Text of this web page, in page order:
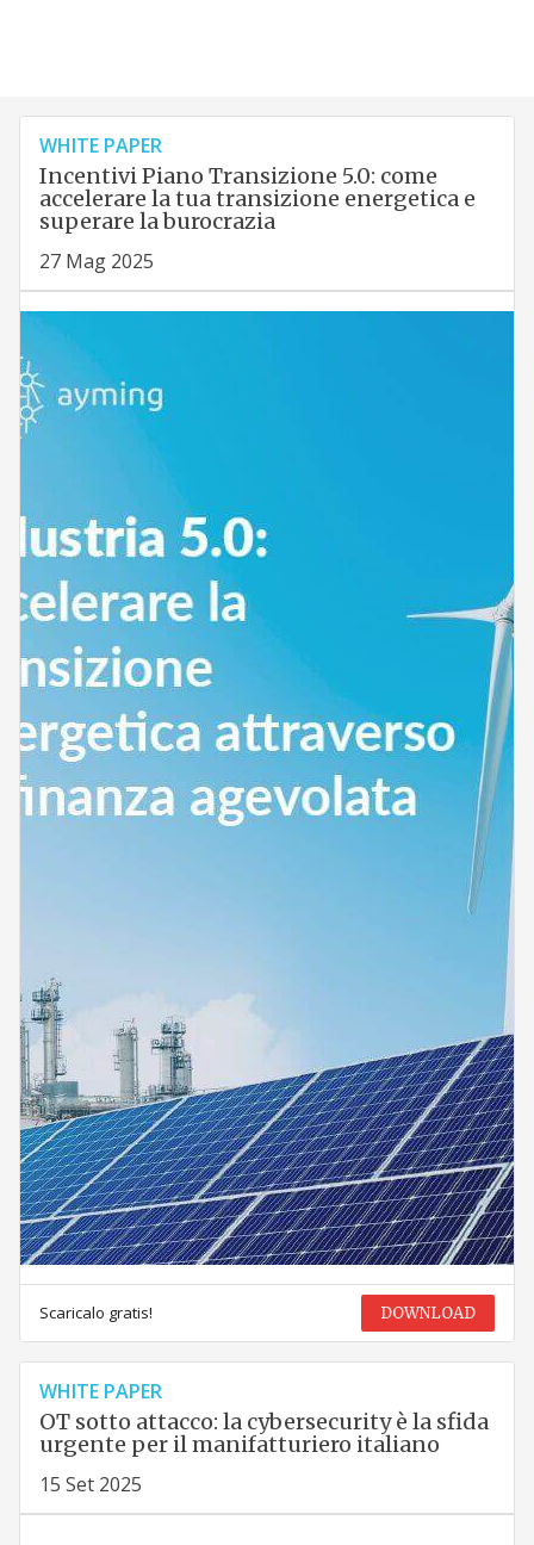
WHITE PAPER
Incentivi Piano Transizione 5.0: come
accelerare la tua transizione energetica e
superare la burocrazia
27 Mag 2025
Scaricalo gratis! DOWNLOAD
WHITE PAPER
OT sotto attacco: la cybersecurity è la sfida
urgente per il manifatturiero italiano
15 Set 2025